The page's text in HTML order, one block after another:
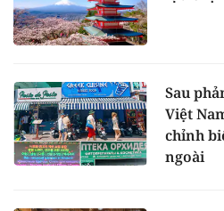
Sau
Việt
chỉnh
ngoài